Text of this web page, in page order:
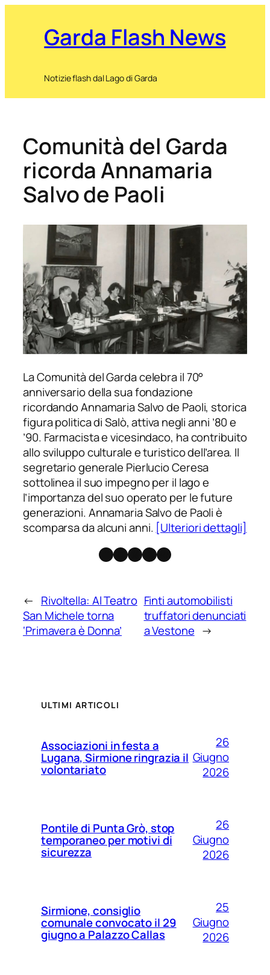
Garda Flash News
Notizie flash dal Lago di Garda
Comunità del Garda
ricorda Annamaria
Salvo de Paoli
La Comunità del Garda celebra il 70°
anniversario della sua fondazione
ricordando Annamaria Salvo de Paoli, storica
figura politica di Salò, attiva negli anni ’80 e
’90. Farmacista e vicesindaco, ha contribuito
allo sviluppo culturale e turistico dell’area. Il
segretario generale Pierlucio Ceresa
sottolinea il suo impegno per il lago e
l’importanza del suo operato per le future
generazioni. Annamaria Salvo de Paoli è
scomparsa da alcuni anni. [Ulteriori dettagli]
Facebook
Instagram
X Threads
Telegram
← Rivoltella: Al Teatro
San Michele torna
‘Primavera è Donna’
Finti automobilisti
truffatori denunciati
a Vestone →
ULTIMI ARTICOLI
Associazioni in festa a
Lugana, Sirmione ringrazia il
volontariato
26
Giugno
2026
Pontile di Punta Grò, stop
temporaneo per motivi di
sicurezza
26
Giugno
2026
Sirmione, consiglio
comunale convocato il 29
giugno a Palazzo Callas
25
Giugno
2026